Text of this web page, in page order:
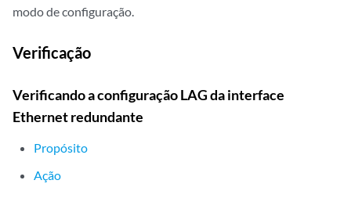
    gigether-options {
    }
ge-12/0/2 {
        redundant-parent reth1;
    }
modo de configuração.
Verificação
Verificando a configuração LAG da interface
Ethernet redundante
Propósito
Ação